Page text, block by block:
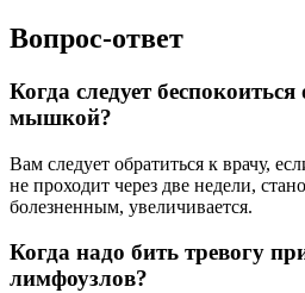
Вопрос-ответ
Когда следует
мышкой?
Вам следует обратиться к врачу,
не проходит через две недели,
болезненным, увеличивается.
Когда надо бить тревогу
лимфоузлов?